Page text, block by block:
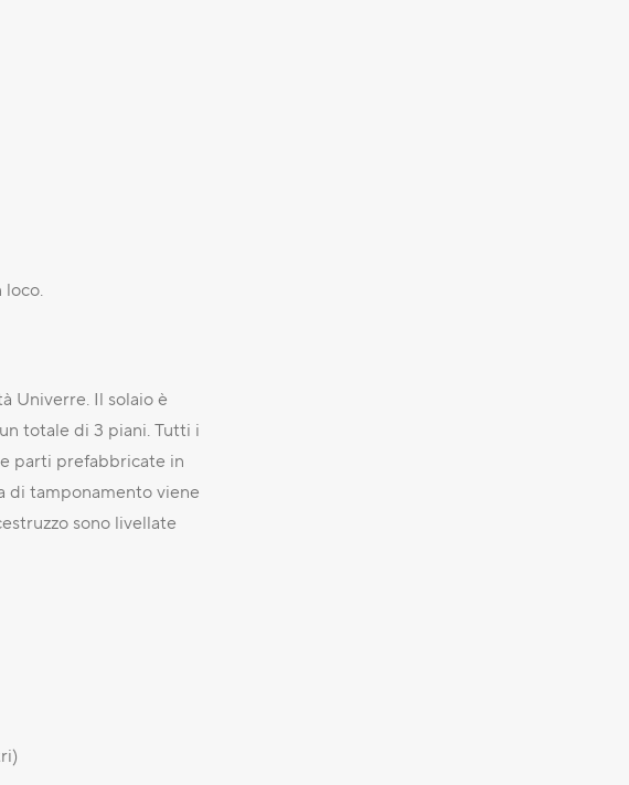
loco.
Univerre. Il solaio è
totale di 3 piani. Tutti i
parti prefabbricate in
di tamponamento viene
sono livellate